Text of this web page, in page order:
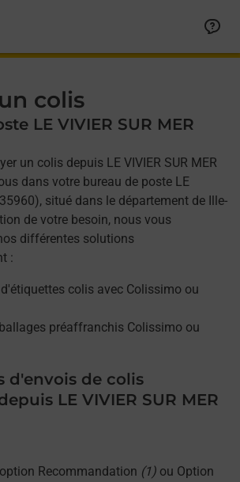
colis
LE VIVIER SUR MER
un colis depuis LE VIVIER SUR MER
dans votre bureau de poste LE
situé dans le département de Ille-
de votre besoin, nous vous
différentes solutions
:
colis avec Colissimo ou
préaffranchis Colissimo ou
d'envois de colis
LE VIVIER SUR MER
Recommandation (1) ou Option